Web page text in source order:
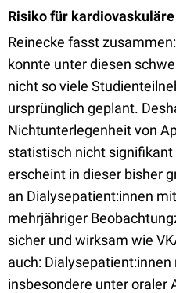
Risiko für
Reinecke fasst
konnte unter diesen
nicht so viele
ursprünglich geplant.
Nichtunterlegenheit von
statistisch nicht
erscheint in dieser bisher
an Dialysepatient:innen
mehrjähriger
sicher und wirksam wie
auch:
insbesondere unter oraler